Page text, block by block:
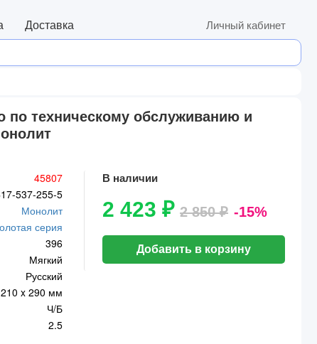
Доставка Личный кабинет
по техническому обслуживанию и
45807
537-255-5
Монолит
серия
396
Мягкий
Русский
210 x 290 мм
Ч/Б
2.5
В наличии
2 423 ₽2 850 ₽ -15%
Добавить в корзину